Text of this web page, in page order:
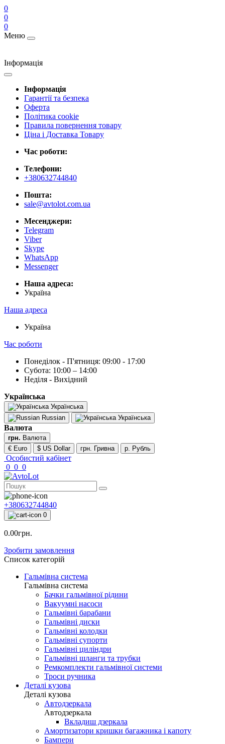
0
0
0
Меню
Інформація
Інформація
Гарантії та безпека
Оферта
Політика cookie
Правила повернення товару
Ціна і Доставка Товару
Час роботи:
Телефони:
+380632744840
Пошта:
sale@avtolot.com.ua
Месенджери:
Telegram
Viber
Skype
WhatsApp
Messenger
Наша адреса:
Українa
Наша адреса
Українa
Час роботи
Понеділок - П'ятниця: 09:00 - 17:00
Субота: 10:00 – 14:00
Неділя - Вихідний
Українська
Українська
Russian
Українська
Валюта
грн. Валюта
€ Euro
$ US Dollar грн. Гривна р. Рубль
Особистий кабінет
0 0 0
+380632744840
0
0.00грн.
Зробити замовлення
Список категорій
Гальмівна система
Гальмівна система
Бачки гальмівної рідини
Вакуумні насоси
Гальмівні барабани
Гальмівні диски
Гальмівні колодки
Гальмівні супорти
Гальмівні циліндри
Гальмівні шланги та трубки
Ремкомплекти гальмівної системи
Троси ручника
Деталі кузова
Деталі кузова
Автодзеркала
Автодзеркала
Вкладиш дзеркала
Амортизатори кришки багажника і капоту
Бампери